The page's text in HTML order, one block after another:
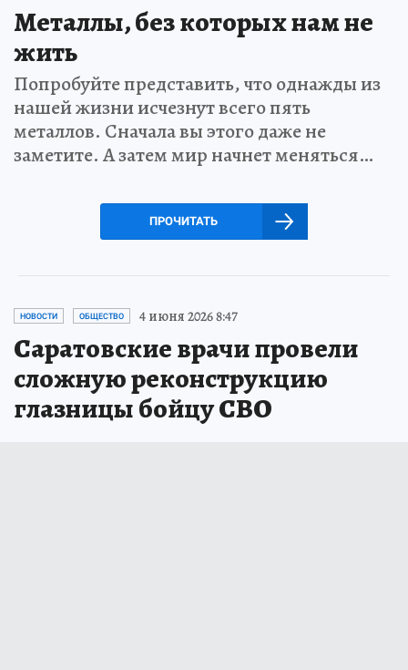
Металлы, без которых нам не
жить
Попробуйте представить, что однажды из
нашей жизни исчезнут всего пять
металлов. Сначала вы этого даже не
заметите. А затем мир начнет меняться…
ПРОЧИТАТЬ
НОВОСТИ ОБЩЕСТВО 4 июня 2026 8:47
Саратовские врачи провели
сложную реконструкцию
глазницы бойцу СВО